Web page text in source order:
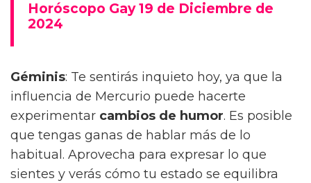
Horóscopo Gay 19 de Diciembre de
2024
Géminis: Te sentirás inquieto hoy, ya que la
influencia de Mercurio puede hacerte
experimentar cambios de humor. Es posible
que tengas ganas de hablar más de lo
habitual. Aprovecha para expresar lo que
sientes y verás cómo tu estado se equilibra